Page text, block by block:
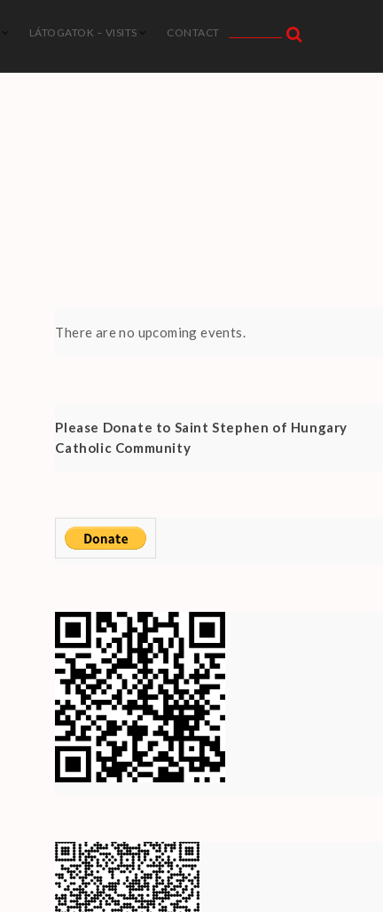
LÁTOGATOK – VISITS CONTACT
There are no upcoming events.
Please Donate to Saint Stephen of Hungary
Catholic Community